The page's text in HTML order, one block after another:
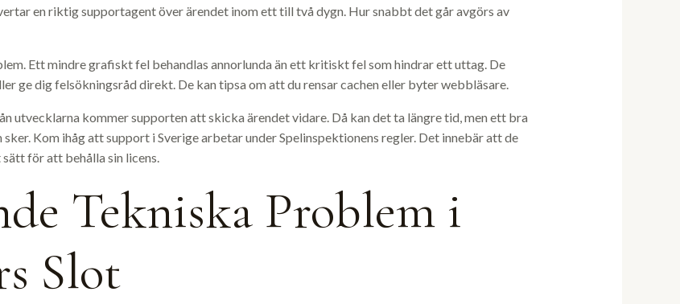
en riktig supportagent över ärendet inom ett till två dygn. Hur snabbt det går avgörs av
Ett mindre grafiskt fel behandlas annorlunda än ett kritiskt fel som hindrar ett uttag. De
ge dig felsökningsråd direkt. De kan tipsa om att du rensar cachen eller byter webbläsare.
utvecklarna kommer supporten att skicka ärendet vidare. Då kan det ta längre tid, men ett bra
Kom ihåg att support i Sverige arbetar under Spelinspektionens regler. Det innebär att de
för att behålla sin licens.
Tekniska Problem i
Slot